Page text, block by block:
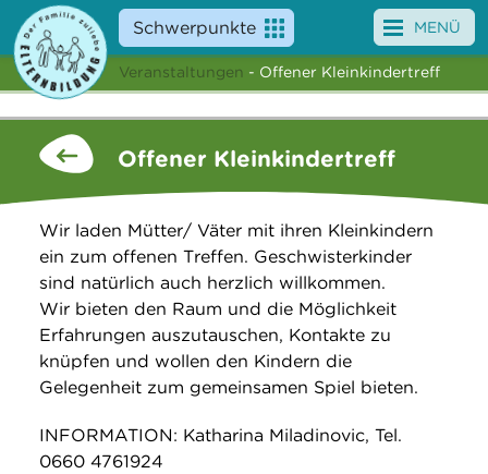
Schwerpunkte
Angebote
Veranstaltungen
Service
Über uns
Suche
MENÜ
Veranstaltungen - Offener Kleinkindertreff
Offener Kleinkindertreff
Wir laden Mütter/ Väter mit ihren Kleinkindern
ein zum offenen Treffen. Geschwisterkinder
sind natürlich auch herzlich willkommen.
Wir bieten den Raum und die Möglichkeit
Erfahrungen auszutauschen, Kontakte zu
knüpfen und wollen den Kindern die
Gelegenheit zum gemeinsamen Spiel bieten.
INFORMATION: Katharina Miladinovic, Tel.
0660 4761924